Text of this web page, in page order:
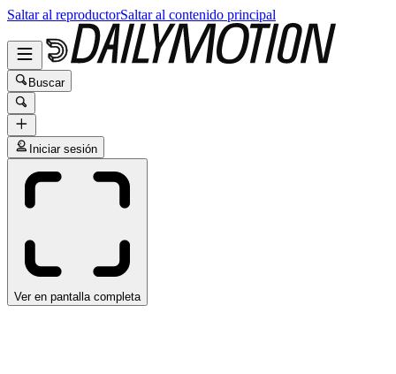
Saltar al reproductorSaltar al contenido principal
Buscar
Iniciar sesión
Ver en pantalla completa